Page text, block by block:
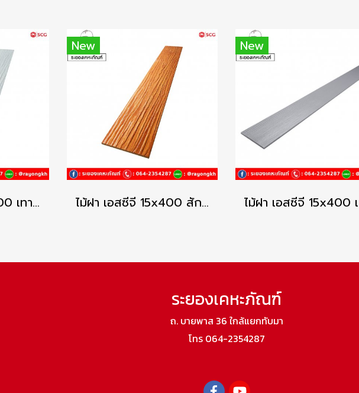
ไม้ฝา เอสซีจี 15x300 เทาแพลตินัม คูลพลัส
New
ไม้ฝา เอสซีจี 15x400 สักทองประกายเงา คูลพลัส
New
ระยองเคหะภัณฑ์
ถ. บายพาส 36 ใกล้แยกทับมา
โทร 064-2354287